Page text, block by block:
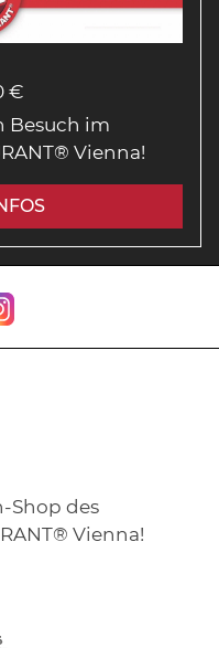
€
Besuch im
Vienna!
Shop des
Vienna!